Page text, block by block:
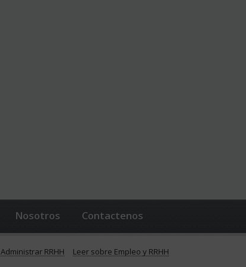
Nosotros Contactenos
Administrar RRHH Leer sobre Empleo y RRHH